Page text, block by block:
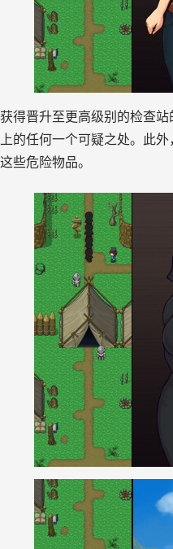
得晋升至更高级别的检查
的任何一个可疑之处。此
些危险物品。